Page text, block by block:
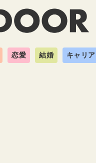
恋愛 結婚 キャリア